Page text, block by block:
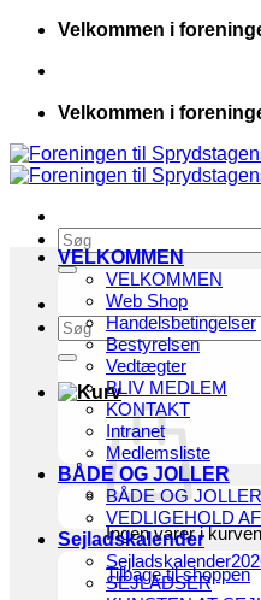
Fortsæt
indhold
Velkommen i
Velkommen i
Søg
efter:
Søg
efter:
Ingen varer i
Tilbage til shoppen
VELKOMMEN
VELKOMMEN
Web Shop
Handelsbetingelser
Bestyrelsen
Vedtægter
BLIV MEDLEM
KONTAKT
Intranet
Medlemsliste
BÅDE OG JOLLER
BÅDE OG JOLLER
VEDLIGEHOLD
Sejladskalender
SEJLADSER